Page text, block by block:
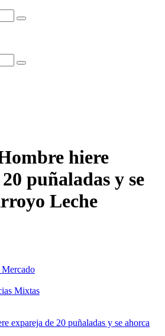
hiere
puñaladas y se
Leche
Mixtas